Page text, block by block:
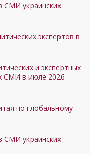
СМИ украинских
экспертов в
и экспертных
СМИ в июле 2026
по глобальному
СМИ украинских